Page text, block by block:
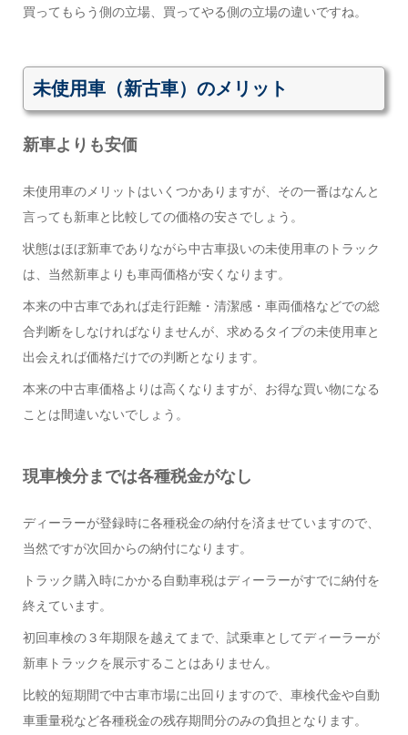
買ってもらう側の立場、買ってやる側の立場の違いですね。
未使用車（新古車）のメリット
新車よりも安価
未使用車のメリットはいくつかありますが、その一番はなんと
言っても新車と比較しての価格の安さでしょう。
状態はほぼ新車でありながら中古車扱いの未使用車のトラック
は、当然新車よりも車両価格が安くなります。
本来の中古車であれば走行距離・清潔感・車両価格などでの総
合判断をしなければなりませんが、求めるタイプの未使用車と
出会えれば価格だけでの判断となります。
本来の中古車価格よりは高くなりますが、お得な買い物になる
ことは間違いないでしょう。
現車検分までは各種税金がなし
ディーラーが登録時に各種税金の納付を済ませていますので、
当然ですが次回からの納付になります。
トラック購入時にかかる自動車税はディーラーがすでに納付を
終えています。
初回車検の３年期限を越えてまで、試乗車としてディーラーが
新車トラックを展示することはありません。
比較的短期間で中古車市場に出回りますので、車検代金や自動
車重量税など各種税金の残存期間分のみの負担となります。